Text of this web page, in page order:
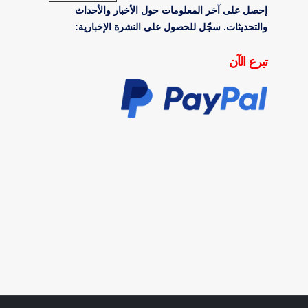
إحصل على آخر المعلومات حول الأخبار والأحداث
والتحديثات. سجّل للحصول على النشرة الإخبارية:
تبرع الآن